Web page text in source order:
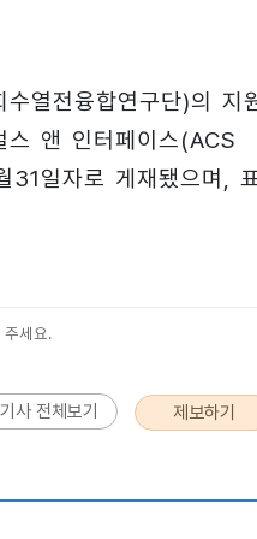
열전융합연구단)의 지
스 앤 인터페이스(ACS
일자로 게재됐으며,
세요.
기사 전체보기 제보하기